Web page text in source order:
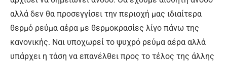
αλλά δεν θα προσεγγίσει την περιοχή μας ιδιαίτερα
θερμό ρεύμα αέρα με θερμοκρασίες λίγο πάνω της
κανονικής. Ναι υποχωρεί το ψυχρό ρεύμα αέρα αλλά
υπάρχει η τάση να επανέλθει προς το τέλος της άλλης